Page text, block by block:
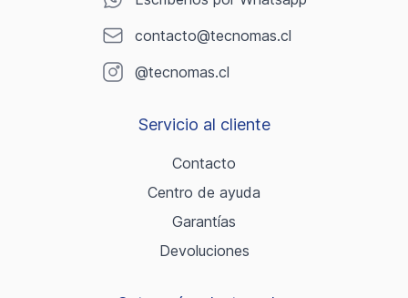
contacto@tecnomas.cl
@tecnomas.cl
Servicio al cliente
Contacto
Centro de ayuda
Garantías
Devoluciones